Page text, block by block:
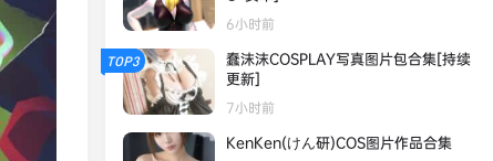
6小时前
TOP3
蠢沫沫COSPLAY写真图片包合集[持续
更新]
7小时前
KenKen(けん研)COS图片作品合集